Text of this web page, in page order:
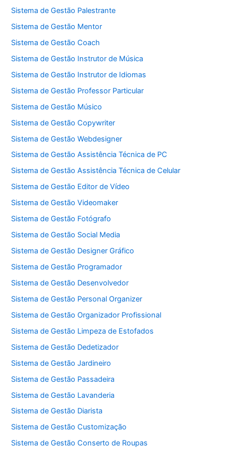
Sistema de Gestão Palestrante
Sistema de Gestão Mentor
Sistema de Gestão Coach
Sistema de Gestão Instrutor de Música
Sistema de Gestão Instrutor de Idiomas
Sistema de Gestão Professor Particular
Sistema de Gestão Músico
Sistema de Gestão Copywriter
Sistema de Gestão Webdesigner
Sistema de Gestão Assistência Técnica de PC
Sistema de Gestão Assistência Técnica de Celular
Sistema de Gestão Editor de Vídeo
Sistema de Gestão Videomaker
Sistema de Gestão Fotógrafo
Sistema de Gestão Social Media
Sistema de Gestão Designer Gráfico
Sistema de Gestão Programador
Sistema de Gestão Desenvolvedor
Sistema de Gestão Personal Organizer
Sistema de Gestão Organizador Profissional
Sistema de Gestão Limpeza de Estofados
Sistema de Gestão Dedetizador
Sistema de Gestão Jardineiro
Sistema de Gestão Passadeira
Sistema de Gestão Lavanderia
Sistema de Gestão Diarista
Sistema de Gestão Customização
Sistema de Gestão Conserto de Roupas